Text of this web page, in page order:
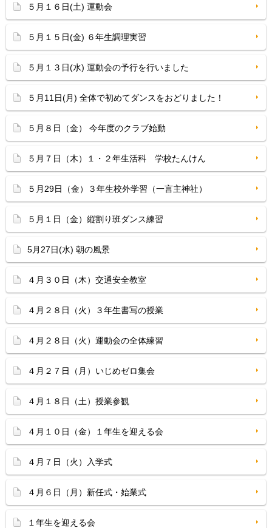
５月１６日(土) 運動会
５月１５日(金) ６年生調理実習
５月１３日(水) 運動会の予行を行いました
５月11日(月) 全体で初めてダンスをおどりました！
５月８日（金） 今年度のクラブ始動
５月７日（木）１・２年生活科 学校たんけん
５月29日（金）３年生校外学習（一言主神社）
５月１日（金）縦割り班ダンス練習
5月27日(水) 朝の風景
４月３０日（木）交通安全教室
４月２８日（火）３年生書写の授業
４月２８日（火）運動会の全体練習
４月２７日（月）いじめゼロ集会
４月１８日（土）授業参観
４月１０日（金）１年生を迎える会
４月７日（火）入学式
４月６日（月）新任式・始業式
１年生を迎える会